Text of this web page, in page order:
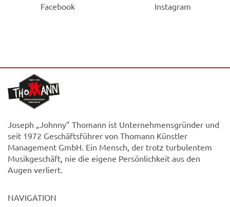
Facebook Instagram
Joseph „Johnny” Thomann ist Unternehmensgründer und
seit 1972 Geschäftsführer von Thomann Künstler
Management GmbH. Ein Mensch, der trotz turbulentem
Musikgeschäft, nie die eigene Persönlichkeit aus den
Augen verliert.
NAVIGATION